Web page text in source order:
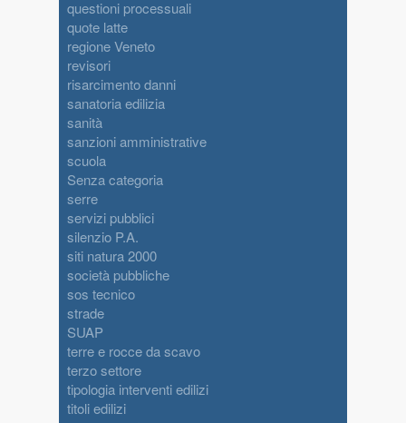
questioni processuali
quote latte
regione Veneto
revisori
risarcimento danni
sanatoria edilizia
sanità
sanzioni amministrative
scuola
Senza categoria
serre
servizi pubblici
silenzio P.A.
siti natura 2000
società pubbliche
sos tecnico
strade
SUAP
terre e rocce da scavo
terzo settore
tipologia interventi edilizi
titoli edilizi